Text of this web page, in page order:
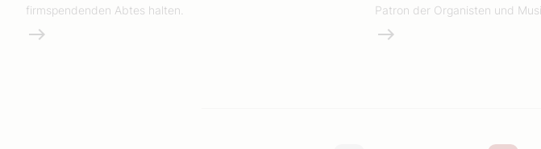
firmspendenden Abtes halten.
Weiterlesen
Patron der Organisten und
Weiterlesen